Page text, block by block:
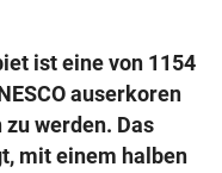
ist eine von 1154
auserkoren
werden. Das
mit einem halben